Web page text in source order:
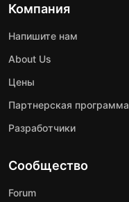
Компания
Напишите нам
About Us
Цены
Партнерская программа
Разработчики
Сообщество
Forum